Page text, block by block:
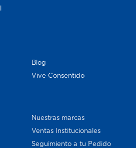
Blog
Vive Consentido
Nuestras marcas
Ventas Institucionales
Seguimiento a tu Pedido